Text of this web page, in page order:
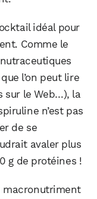
idéal pour
Comme le
l’on peut lire
sur le Web…), la
n’est pas
de se
avaler plus
g de protéines !
macronutriment